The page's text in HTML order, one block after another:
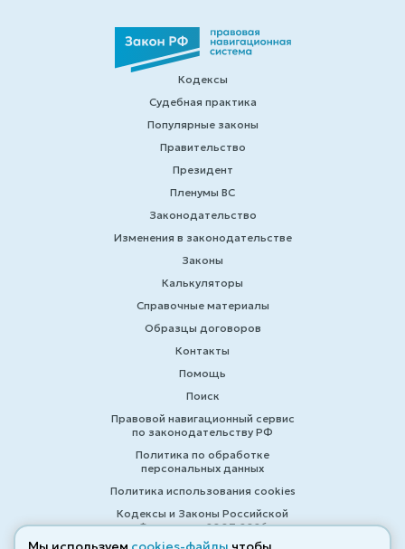
Кодексы
Судебная практика
Популярные законы
Правительство
Президент
Пленумы ВС
Законодательство
Изменения в законодательстве
Законы
Калькуляторы
Справочные материалы
Образцы договоров
Контакты
Помощь
Поиск
Правовой навигационный сервис
по законодательству РФ
Политика по обработке
персональных данных
Политика использования cookies
Кодексы и Законы Российской
Федерации 2007-2026